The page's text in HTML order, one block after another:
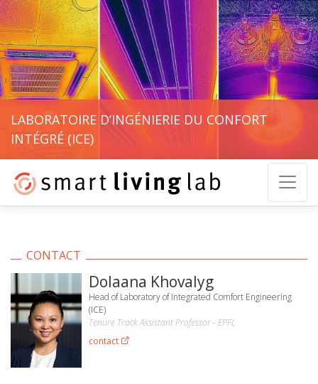
LABORATOIRE D’INGÉNIERIE DU CONFORT
INTÉGRÉ (ICE)
CONTACT
Dolaana Khovalyg
Head of Laboratory of Integrated Comfort Engineering
(ICE)
Tenure Track Assistant Professor - EPFL
contact